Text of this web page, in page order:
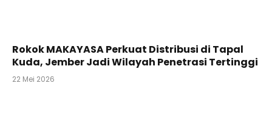
Rokok MAKAYASA Perkuat Distribusi di Tapal
Kuda, Jember Jadi Wilayah Penetrasi Tertinggi
22 Mei 2026